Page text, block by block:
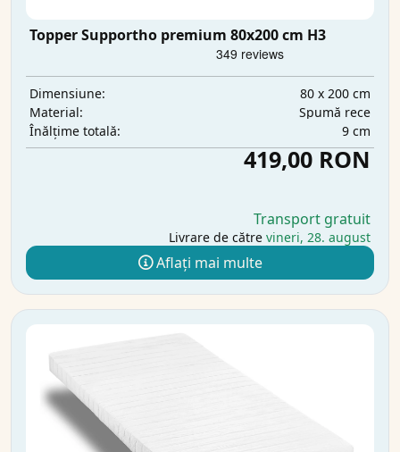
Topper Supportho premium 80x200 cm H3
Dimensiune:
80 x 200 cm
Material:
Spumă rece
Înălțime totală:
9 cm
419,00 RON
Transport gratuit
Livrare de către vineri, 28. august
Aflați mai multe